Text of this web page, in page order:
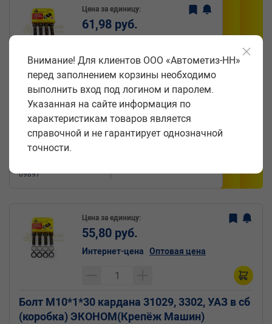
Болт М10*1*30 кардана 31029, 3302,
УАЗ в сб (коробка)
ОРИГИНАЛ(Крепёж Машин)
Артикул:
АМ 1202
09897
Производитель:
Цена за единицу:
61,98 руб.
Болт М10*1*30 кардана 31029, 3302, УАЗ в сб
(коробка) ЭКОНОМ(Крепёж Машин)
Цена за единицу:
55,80 руб.
Интернет-цена Оптовая цена
Внимание! Для клиентов ООО «Автометиз-НН»
перед заполнением корзины необходимо
выполнить вход под логином и паролем.
Указанная на сайте информация по
характеристикам товаров является
справочной и не гарантирует однозначной
точности.